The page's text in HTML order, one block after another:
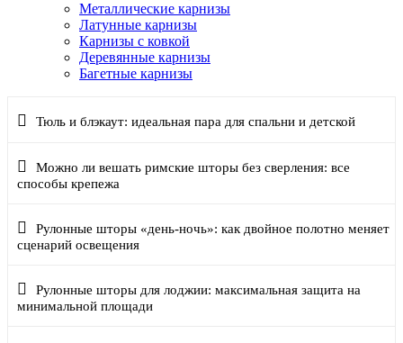
Металлические карнизы
Латунные карнизы
Карнизы с ковкой
Деревянные карнизы
Багетные карнизы
Тюль и блэкаут: идеальная пара для спальни и детской
Можно ли вешать римские шторы без сверления: все
способы крепежа
Рулонные шторы «день-ночь»: как двойное полотно меняет
сценарий освещения
Рулонные шторы для лоджии: максимальная защита на
минимальной площади